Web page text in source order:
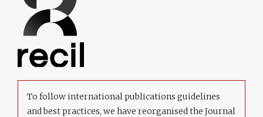
To follow international publications guidelines
and best practices, we have reorganised the Journal